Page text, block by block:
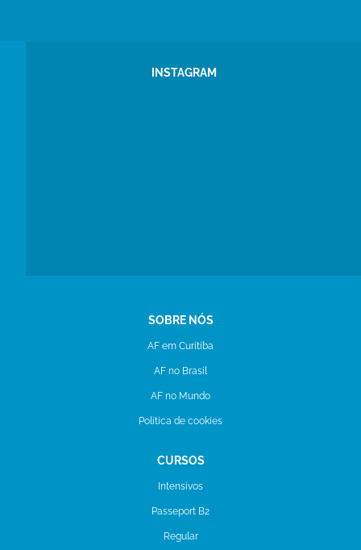
INSTAGRAM
SOBRE NÓS
AF em Curitiba
AF no Brasil
AF no Mundo
Politica de cookies
CURSOS
Intensivos
Passeport B2
Regular